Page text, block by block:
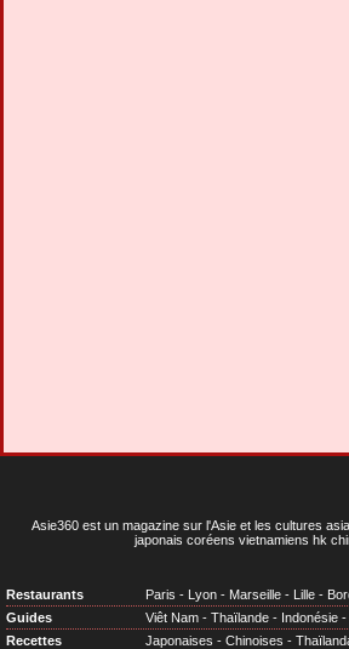
Asie360 est un magazine sur l'Asie et les cultures
japonais coréens vietnamiens hk
Restaurants Paris - Lyon - Marseille - Lille -
Guides
Viêt Nam - Thaïlande - Indonésie -
Recettes
Japonaises - Chinoises -